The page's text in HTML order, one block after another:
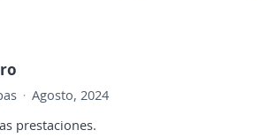
Agosto, 2024
prestaciones.